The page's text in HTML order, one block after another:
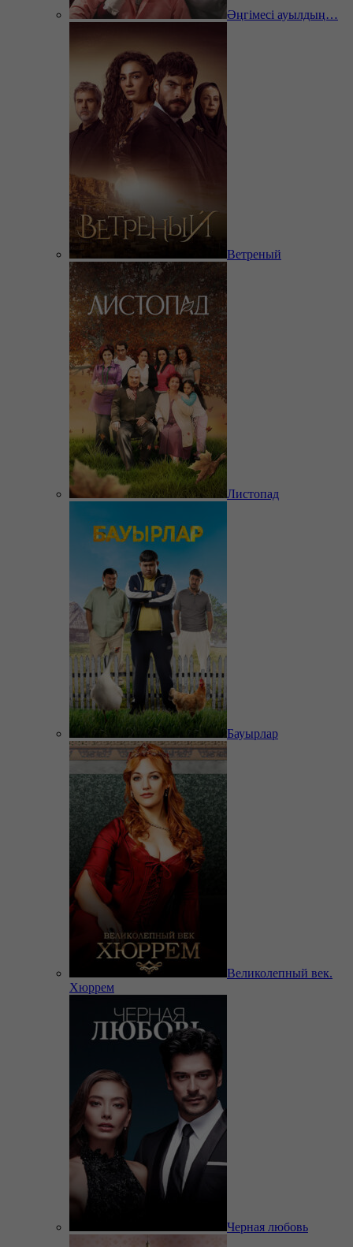
Әңгімесі ауылдың…
Ветреный
Листопад
Бауырлар
Великолепный век.
Хюррем
Черная любовь